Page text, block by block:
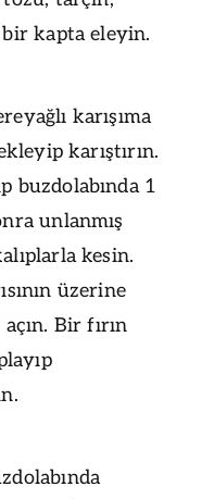
kapta eleyin.
karışıma
karıştırın.
buzdolabında 1
unlanmış
kesin.
üzerine
Bir fırın